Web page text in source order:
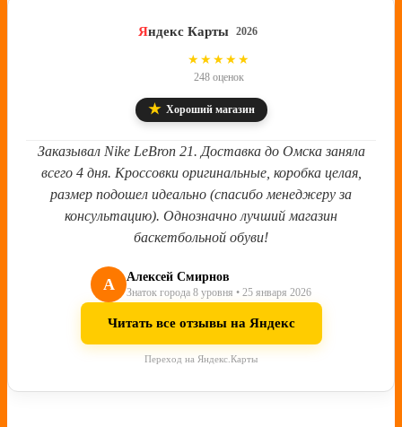
Яндекс Карты 2026
★★★★★
248 оценок
★ Хороший магазин
Заказывал Nike LeBron 21. Доставка до Омска заняла
всего 4 дня. Кроссовки оригинальные, коробка целая,
размер подошел идеально (спасибо менеджеру за
консультацию). Однозначно лучший магазин
баскетбольной обуви!
А Алексей Смирнов
Знаток города 8 уровня • 25 января 2026
Читать все отзывы на Яндекс
Переход на Яндекс.Карты